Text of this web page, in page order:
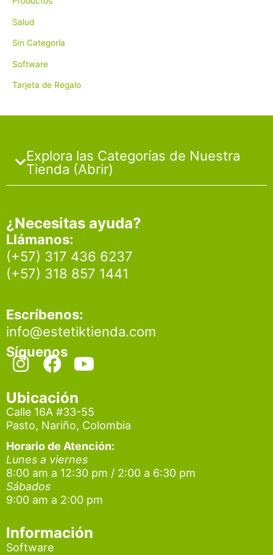
Salud
Sin Categoría
Software
Tarjeta de Regalo
Explora las Categorías de Nuestra
Tienda (Abrir)
¿Necesitas ayuda?
Llámanos:
(+57) 317 436 6237
(+57) 318 857 1441
Escríbenos:
info@estetiktienda.com
Síguenos
I
n
s
t
a
g
r
a
m
F
a
c
e
b
o
o
Y
o
t
u
b
e
Ubicación
Calle 16A #33-55
Pasto, Nariño, Colombia
Horario de Atención:
Lunes a viernes
8:00 am a 12:30 pm / 2:00 a 6:30 pm
Sábados
9:00 am a 2:00 pm
Información
Software